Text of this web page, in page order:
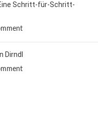
Schritt-für-Schritt-
Dirndl